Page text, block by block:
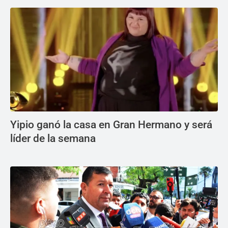
Yipio ganó la casa en Gran Hermano y será
líder de la semana